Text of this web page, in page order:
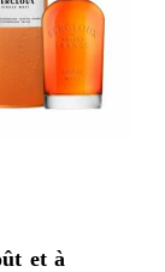
et à